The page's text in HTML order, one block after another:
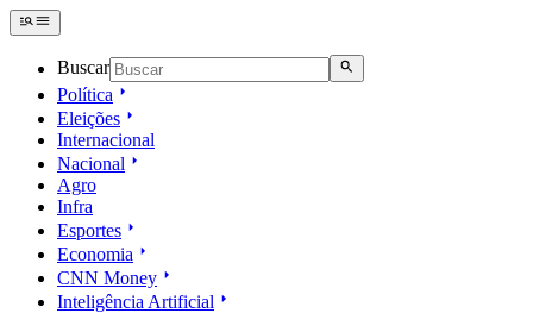
Buscar
Política
Eleições
Internacional
Nacional
Agro
Infra
Esportes
Economia
CNN Money
Inteligência Artificial